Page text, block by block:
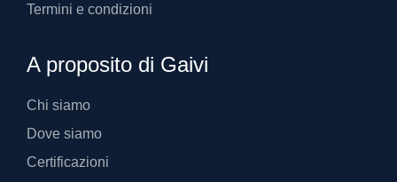
Termini e condizioni
A proposito di Gaivi
Chi siamo
Dove siamo
Certificazioni